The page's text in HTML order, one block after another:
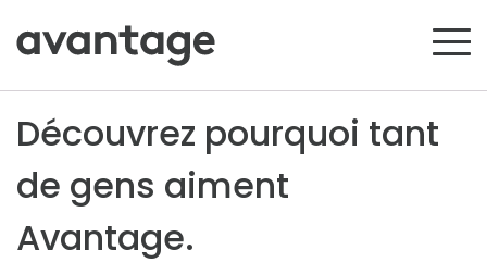
Découvrez pourquoi tant
de gens aiment
Avantage.